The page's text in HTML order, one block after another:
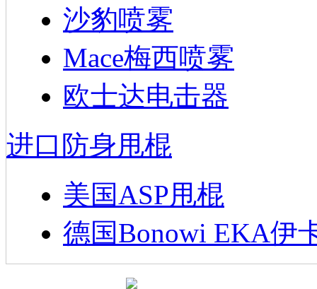
沙豹喷雾
Mace梅西喷雾
欧士达电击器
进口防身甩棍
美国ASP甩棍
德国Bonowi EKA伊